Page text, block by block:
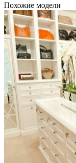
Похожие модели